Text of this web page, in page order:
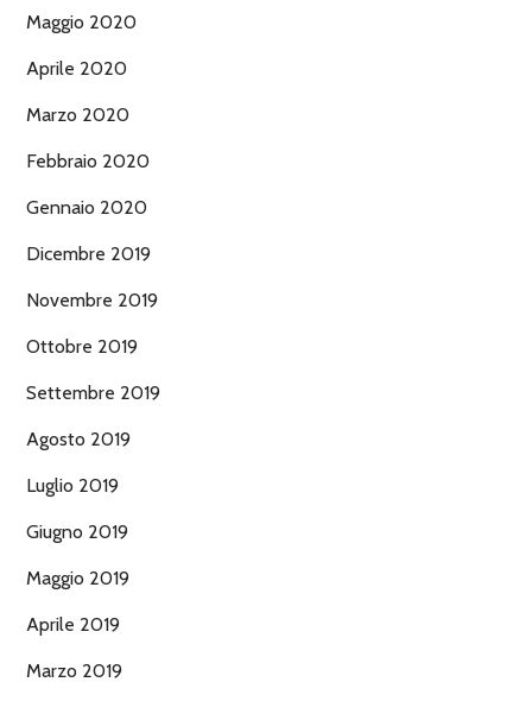
Maggio 2020
Aprile 2020
Marzo 2020
Febbraio 2020
Gennaio 2020
Dicembre 2019
Novembre 2019
Ottobre 2019
Settembre 2019
Agosto 2019
Luglio 2019
Giugno 2019
Maggio 2019
Aprile 2019
Marzo 2019